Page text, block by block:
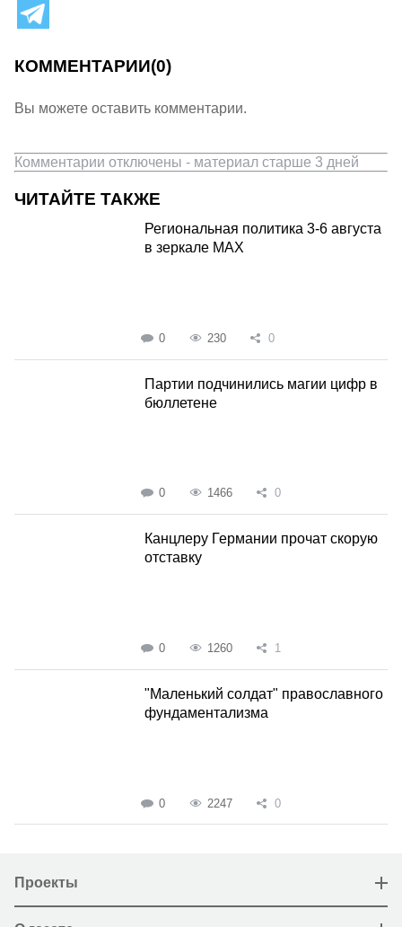
КОММЕНТАРИИ(0)
Вы можете оставить комментарии.
Комментарии отключены - материал старше 3 дней
ЧИТАЙТЕ ТАКЖЕ
Региональная политика 3-6 августа
в зеркале MAX
0 230 0
Партии подчинились магии цифр в
бюллетене
0 1466 0
Канцлеру Германии прочат скорую
отставку
0 1260 1
"Маленький солдат" православного
фундаментализма
0 2247 0
Проекты